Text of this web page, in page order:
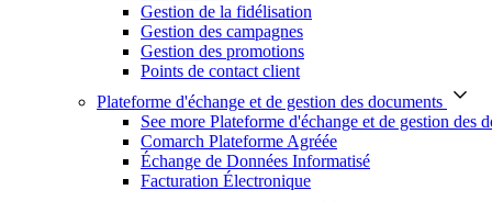
Gestion de la fidélisation
Gestion des campagnes
Gestion des promotions
Points de contact client
Plateforme d'échange et de gestion des documents
See more Plateforme d'échange et de gestion des
Comarch Plateforme Agréée
Échange de Données Informatisé
Facturation Électronique